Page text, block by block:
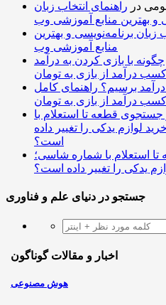
در راهنمای انتخاب زبان
و بهترین منابع آموزشی وب
زبان برنامه‌نویسی و بهترین
منابع آموزشی وب
چگونه با بازی کردن به درآمد
درآمد از بازی به تومان
برسیم؟ راهنمای کامل
کسب درآمد از بازی به تومان
جستجوی قطعه تا استعلام با
لوازم یدکی را تغییر داده
است؟
استعلام با شماره شاسی؛
یدکی را تغییر داده است؟
جستجو در دنیای علم و فناوری
اخبار و مقالات گوناگون
هوش مصنوعی